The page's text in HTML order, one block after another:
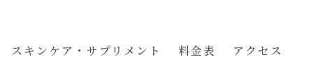
スキンケア・サプリメント 料金表 アクセス